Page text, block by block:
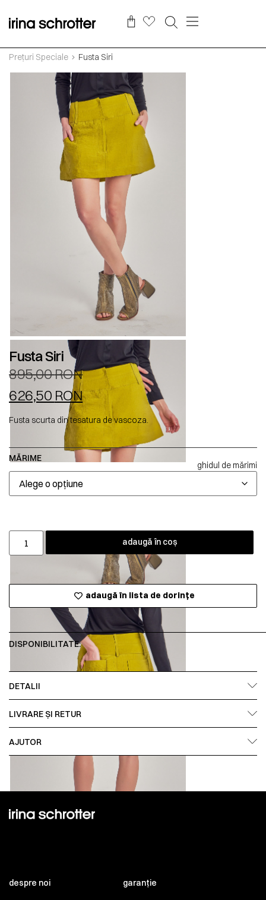
Prețuri Speciale Fusta Siri
Fusta Siri
895,00RON
626,50 RON
Fusta scurta din tesatura de vascoza.
MĂRIME
ghidul de mărimi
adaugă în coș
adaugă în lista de dorințe
DISPONIBILITATE:
DETALII
LIVRARE ȘI RETUR
AJUTOR
despre noi garanție